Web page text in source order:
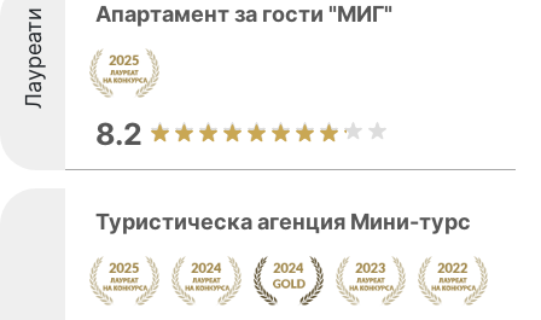
Лауреати Апартамент за гости "МИГ"
8.2
Туристическа агенция Мини-турс